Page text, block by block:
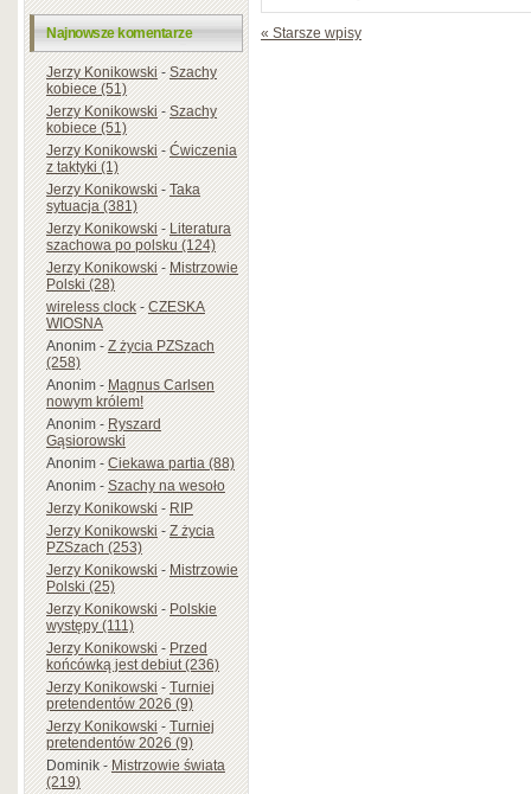
Najnowsze komentarze
Jerzy Konikowski-Szachy
kobiece (51)
Jerzy Konikowski-Szachy
kobiece (51)
Jerzy Konikowski-Ćwiczenia
z taktyki (1)
Jerzy Konikowski-Taka
sytuacja (381)
Jerzy Konikowski-Literatura
szachowa po polsku (124)
Jerzy Konikowski-Mistrzowie
Polski (28)
wireless clock-CZESKA
WIOSNA
Anonim-Z życia PZSzach
(258)
Anonim-Magnus Carlsen
nowym królem!
Anonim-Ryszard
Gąsiorowski
Anonim-Ciekawa partia (88)
Anonim-Szachy na wesoło
Jerzy Konikowski-RIP
Jerzy Konikowski-Z życia
PZSzach (253)
Jerzy Konikowski-Mistrzowie
Polski (25)
Jerzy Konikowski-Polskie
występy (111)
Jerzy Konikowski-Przed
końcówką jest debiut (236)
Jerzy Konikowski-Turniej
pretendentów 2026 (9)
Jerzy Konikowski-Turniej
pretendentów 2026 (9)
Dominik-Mistrzowie świata
(219)
« Starsze wpisy